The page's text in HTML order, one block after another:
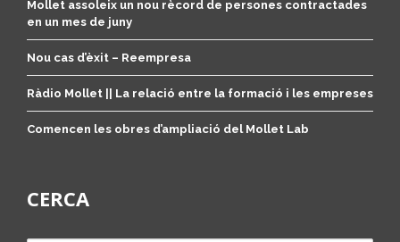
Mollet assoleix un nou rècord de persones contractades
en un mes de juny
Nou cas d’èxit – Reempresa
Ràdio Mollet || La relació entre la formació i les empreses
Comencen les obres d’ampliació del Mollet Lab
CERCA